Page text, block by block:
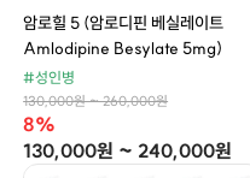
암로힐 5 (암로디핀 베실레이트
Amlodipine Besylate 5mg)
#성인병
130,000원 ~ 260,000원
8%
130,000원 ~ 240,000원